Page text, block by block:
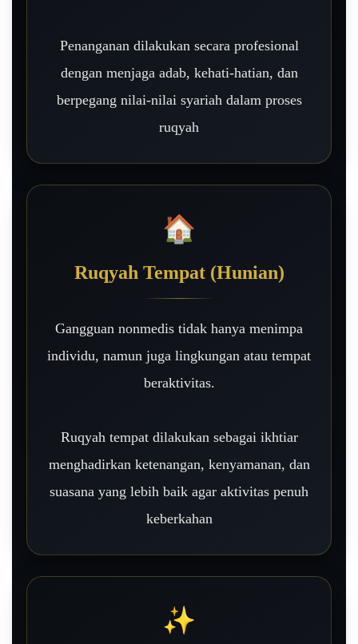
Penanganan dilakukan secara profesional
dengan menjaga adab, kehati-hatian, dan
berpegang nilai-nilai syariah dalam proses
ruqyah
🏠
Ruqyah Tempat (Hunian)
Gangguan nonmedis tidak hanya menimpa
individu, namun juga lingkungan atau tempat
beraktivitas.
Ruqyah tempat dilakukan sebagai ikhtiar
menghadirkan ketenangan, kenyamanan, dan
suasana yang lebih baik agar aktivitas penuh
keberkahan
✨